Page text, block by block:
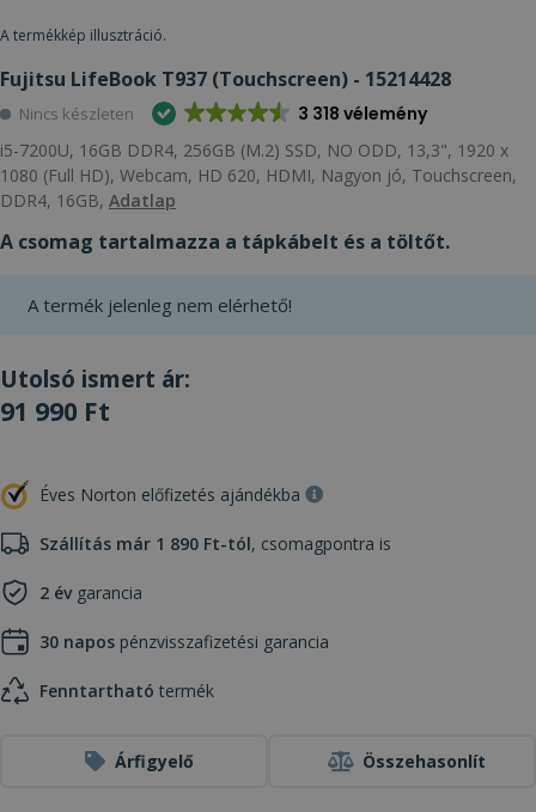
A termékkép illusztráció.
Fujitsu LifeBook T937 (Touchscreen) - 15214428
Nincs készleten 3 318 vélemény
i5-7200U, 16GB DDR4, 256GB (M.2) SSD, NO ODD, 13,3", 1920 x
1080 (Full HD), Webcam, HD 620, HDMI, Nagyon jó, Touchscreen,
DDR4, 16GB, Adatlap
A csomag tartalmazza a tápkábelt és a töltőt.
A termék jelenleg nem elérhető!
Utolsó ismert ár:
91 990 Ft
Éves Norton előfizetés ajándékba
Szállítás már 1 890 Ft-tól, csomagpontra is
2 évgarancia
30 napos pénzvisszafizetési garancia
Fenntartható termék
Árfigyelő Összehasonlít